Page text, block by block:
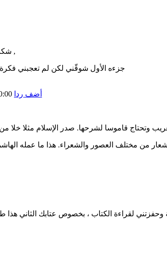
شكراً على المراجعة الممتعه ... سأقرأه و بكل تأكيد فلقد وجدته في مكتبة العائلة ,
جزءه الأول شوقّني لكن لم تعجبني فكرة
أضف ردا
من مختلف العصور والشعراء. هذا ما عمله